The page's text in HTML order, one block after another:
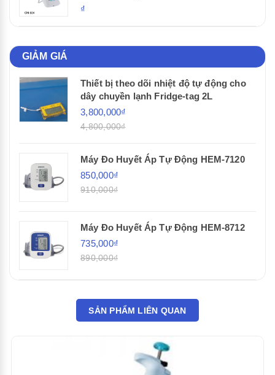
₫
GIẢM GIÁ
Thiết bị theo dõi nhiệt độ tự động cho
dây chuyền lạnh Fridge-tag 2L
3,800,000₫
4,800,000₫
Máy Đo Huyết Áp Tự Động HEM-7120
850,000₫
910,000₫
Máy Đo Huyết Áp Tự Động HEM-8712
735,000₫
890,000₫
SẢN PHẨM LIÊN QUAN